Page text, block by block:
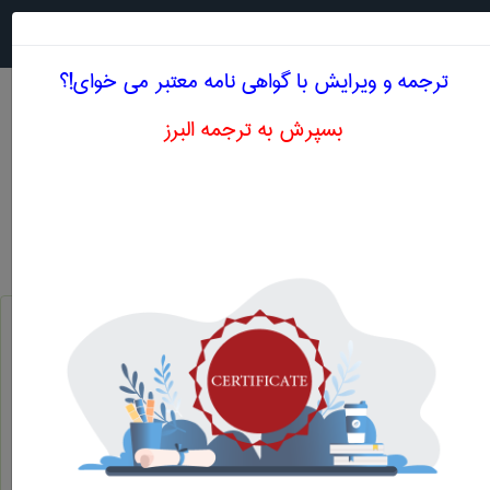
معادل انگلیسی موج با حجم ثابت
مهندسی عمران
موج با حجم ثابت
ترجمه و ویرایش با گواهی نامه معتبر می خوای!؟
بسپرش به ترجمه البرز